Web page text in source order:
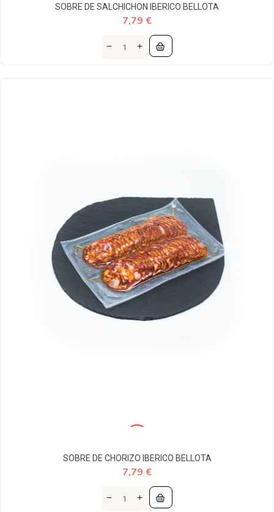
SOBRE DE SALCHICHON IBERICO BELLOTA
7,79 €
SOBRE DE CHORIZO IBERICO BELLOTA
7,79 €